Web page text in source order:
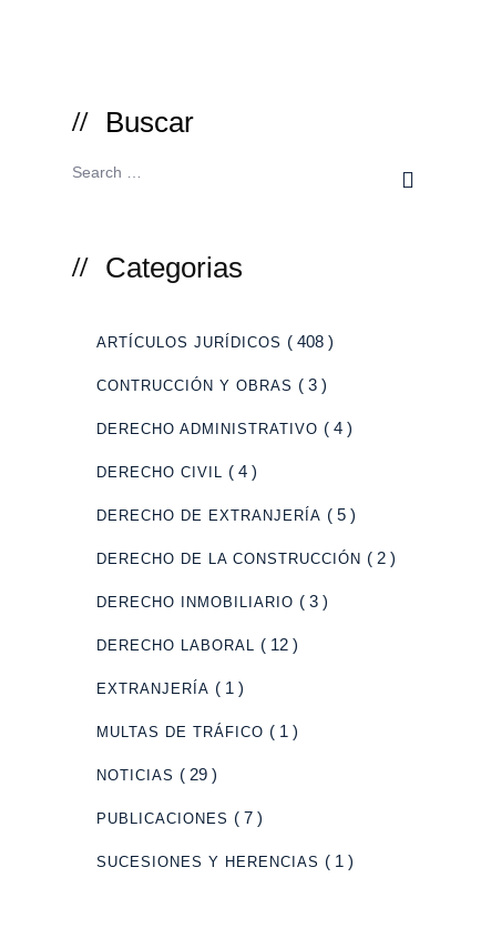
Buscar
Categorias
ARTÍCULOS JURÍDICOS ( 408 )
CONTRUCCIÓN Y OBRAS ( 3 )
DERECHO ADMINISTRATIVO ( 4 )
DERECHO CIVIL ( 4 )
DERECHO DE EXTRANJERÍA ( 5 )
DERECHO DE LA CONSTRUCCIÓN ( 2 )
DERECHO INMOBILIARIO ( 3 )
DERECHO LABORAL ( 12 )
EXTRANJERÍA ( 1 )
MULTAS DE TRÁFICO ( 1 )
NOTICIAS ( 29 )
PUBLICACIONES ( 7 )
SUCESIONES Y HERENCIAS ( 1 )